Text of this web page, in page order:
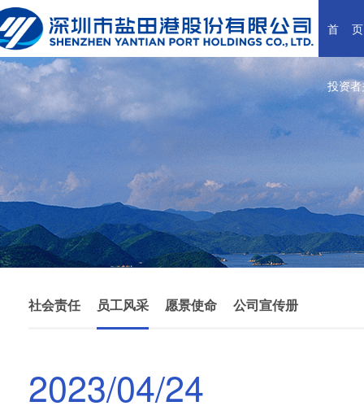
首    页
投资
社会责任 员工风采 愿景使命 公司宣传册
2023/04/24